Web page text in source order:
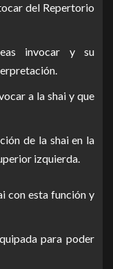
del Repertorio
invocar y su
a la shai y que
de la shai en la
izquierda.
con esta función y
para poder